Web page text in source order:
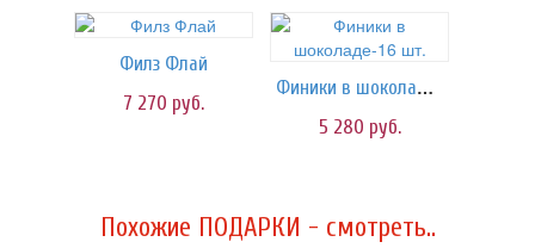
Филз Флай
7 270 руб.
Финики в шоколаде-16 шт.
5 280 руб.
Похожие ПОДАРКИ - смотреть..